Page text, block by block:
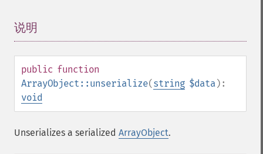
说明
public function
ArrayObject::unserialize(string $data):
void
Unserializes a serialized ArrayObject.